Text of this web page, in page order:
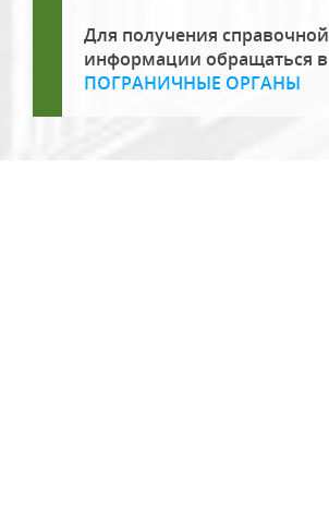
Для получения справочной
информации обращаться в
ПОГРАНИЧНЫЕ ОРГАНЫ